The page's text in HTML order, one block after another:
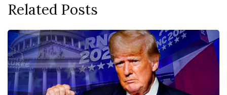
Related Posts